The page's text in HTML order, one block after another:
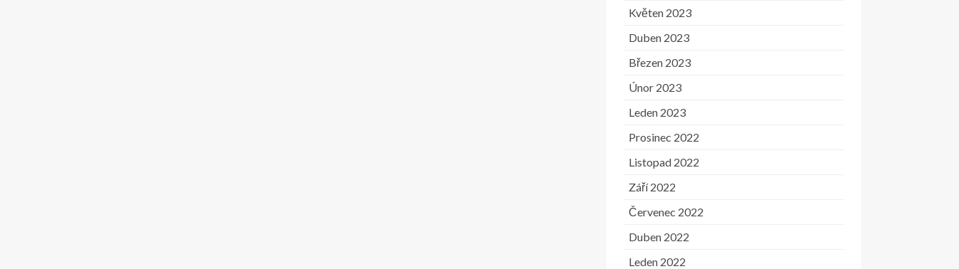
Květen 2023
Duben 2023
Březen 2023
Únor 2023
Leden 2023
Prosinec 2022
Listopad 2022
Září 2022
Červenec 2022
Duben 2022
Leden 2022